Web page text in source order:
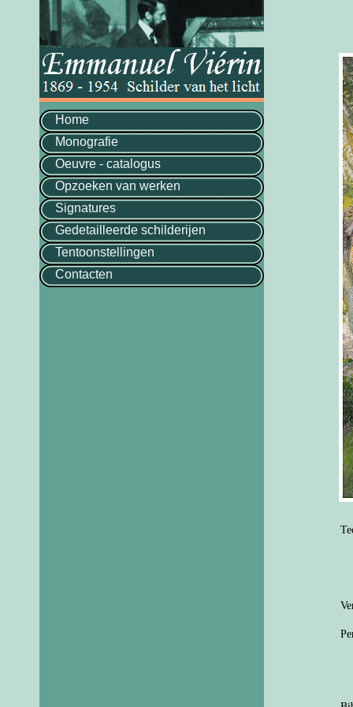
Home
Monografie
Oeuvre - catalogus
Opzoeken van werken
Signatures
Gedetailleerde schilderijen
Tentoonstellingen
Contacten